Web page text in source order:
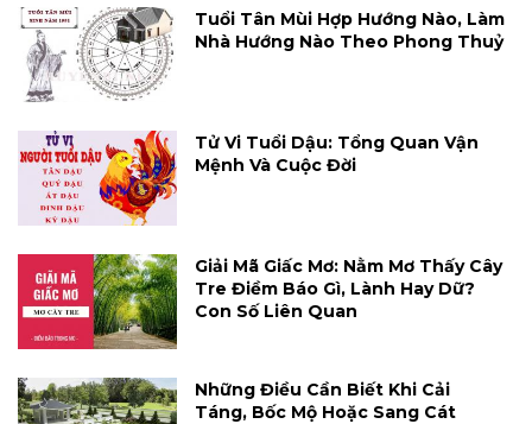
Tuổi Tân Mùi Hợp Hướng Nào, Làm
Nhà Hướng Nào Theo Phong Thuỷ
Tử Vi Tuổi Dậu: Tổng Quan Vận
Mệnh Và Cuộc Đời
Giải Mã Giấc Mơ: Nằm Mơ Thấy Cây
Tre Điềm Báo Gì, Lành Hay Dữ?
Con Số Liên Quan
Những Điều Cần Biết Khi Cải
Táng, Bốc Mộ Hoặc Sang Cát